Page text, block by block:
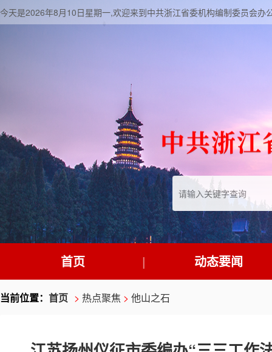
今天是2026年8月10日星期一,欢迎来到中共浙江省委机构编制委员会办
首页 动态要闻
当前位置： 首页 > 热点聚焦 > 他山之石